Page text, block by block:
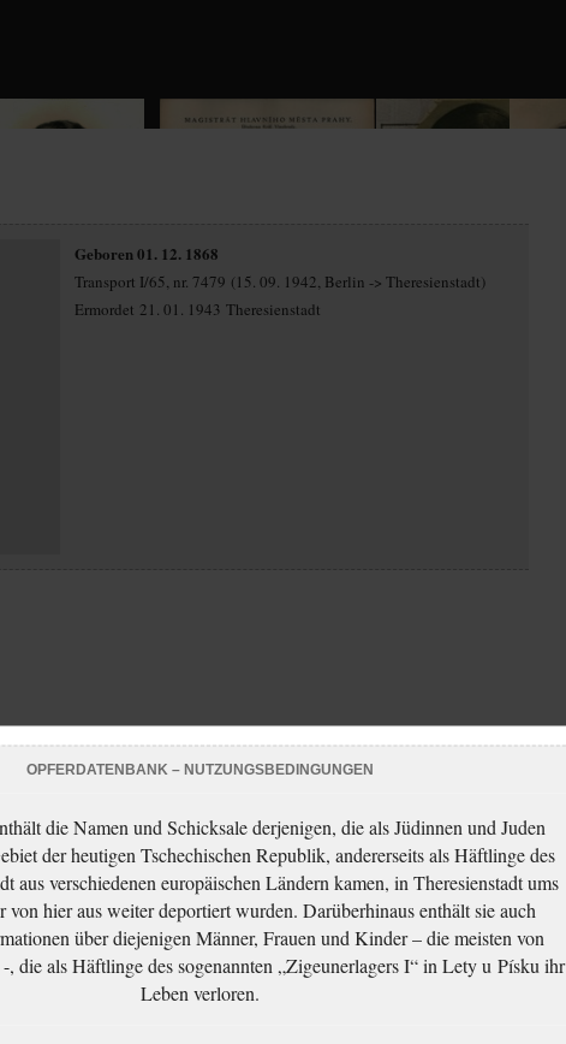
Geboren 01. 12. 1868
Transport I/65, nr. 7479 (15. 09. 1942, Berlin -> Theresienstadt)
Ermordet 21. 01. 1943 Theresienstadt
OPFERDATENBANK – NUTZUNGSBEDINGUNGEN
die Namen und Schicksale derjenigen, die als Jüdinnen und Juden
der heutigen Tschechischen Republik, andererseits als Häftlinge des
aus verschiedenen europäischen Ländern kamen, in Theresienstadt ums
von hier aus weiter deportiert wurden. Darüberhinaus enthält sie auch
über diejenigen Männer, Frauen und Kinder – die meisten von
, die als Häftlinge des sogenannten „Zigeunerlagers I“ in Lety u Písku ihr
Leben verloren.